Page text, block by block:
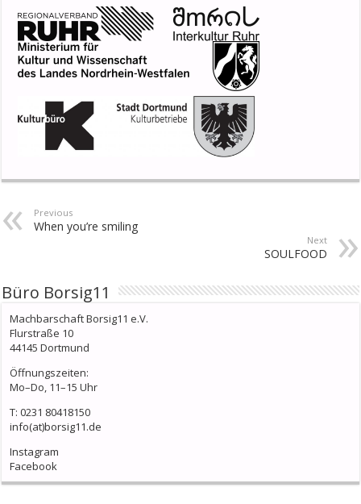
Previous
When you’re smiling
Next
SOULFOOD
Büro Borsig11
Machbarschaft Borsig11 e.V.
Flurstraße 10
44145 Dortmund
Öffnungszeiten:
Mo–Do, 11–15 Uhr
T: 0231 80418150
info(at)borsig11.de
Instagram
Facebook